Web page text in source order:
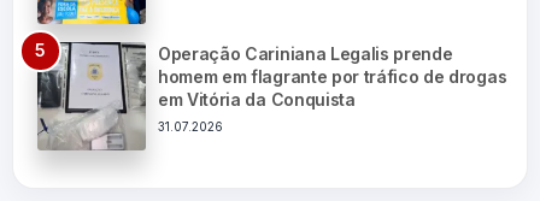
Operação Cariniana Legalis prende
homem em flagrante por tráfico de drogas
em Vitória da Conquista
31.07.2026